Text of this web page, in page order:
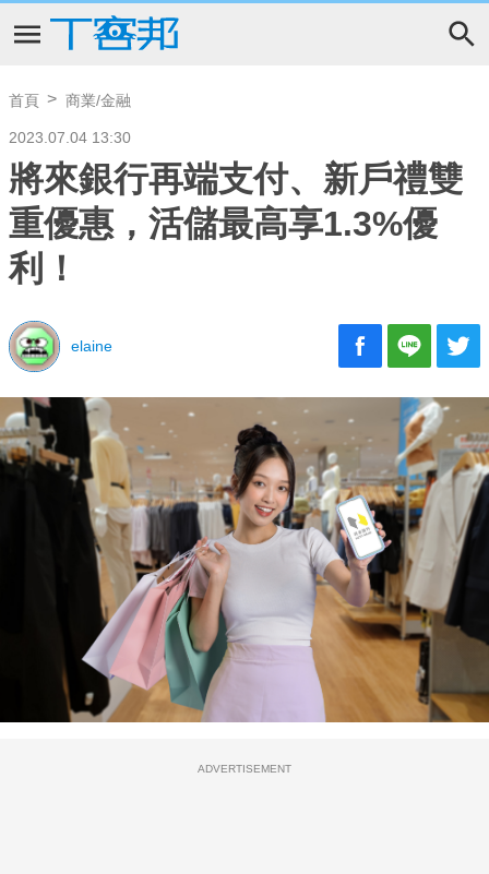
首頁 商業/金融
2023.07.04 13:30
將來銀行再端支付、新戶禮雙
重優惠，活儲最高享1.3%優
利！
elaine
ADVERTISEMENT